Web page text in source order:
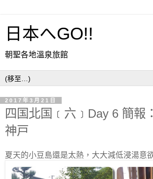
日本へGO!!
朝聖各地溫泉旅館
2017年3月21日
四国北国﹝六﹞Day 6 簡
神戸
夏天的小豆島還是太熱，大大減低浸湯意